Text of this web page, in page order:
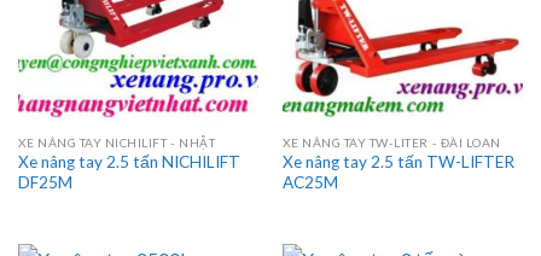
XE NÂNG TAY NICHILIFT - NHẬT
Xe nâng tay 2.5 tấn NICHILIFT
DF25M
XE NÂNG TAY TW-LITER - ĐÀI LOAN
Xe nâng tay 2.5 tấn TW-LIFTER
AC25M